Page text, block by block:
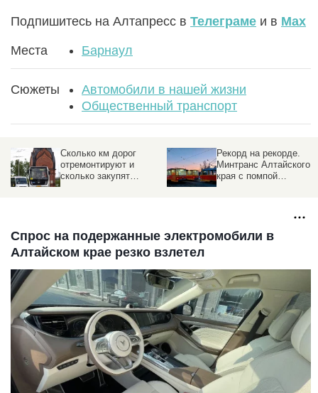
Подпишитесь на Алтапресс в Телеграме и в Max
Места Барнаул
Сюжеты
Автомобили в нашей жизни
Общественный транспорт
Сколько км дорог
отремонтируют и
сколько закупят
Рекорд на рекорде.
Минтранс Алтайского
края с помпой
амбициозные планы на
будущее
Спрос на подержанные электромобили в
Алтайском крае резко взлетел